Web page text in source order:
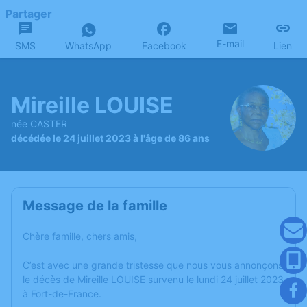
Partager
SMS WhatsApp Facebook E-mail Lien
Mireille LOUISE
née CASTER
décédée le 24 juillet 2023 à l'âge de 86 ans
Message de la famille
Chère famille, chers amis,
C’est avec une grande tristesse que nous vous annonçons
le décès de Mireille LOUISE survenu le lundi 24 juillet 2023
à Fort-de-France.